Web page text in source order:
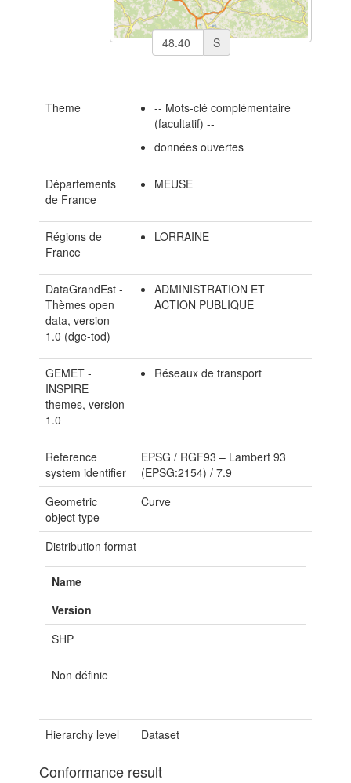
S
Theme
-- Mots-clé complémentaire
(facultatif) --
données ouvertes
Départements
de France
MEUSE
Régions de
France
LORRAINE
DataGrandEst -
Thèmes open
data, version
1.0 (dge-tod)
ADMINISTRATION ET
ACTION PUBLIQUE
GEMET -
INSPIRE
themes, version
1.0
Réseaux de transport
Reference
system identifier
EPSG / RGF93 – Lambert 93
(EPSG:2154) / 7.9
Geometric
object type
Curve
Distribution format
Name
Version
SHP
Non définie
Hierarchy level Dataset
Conformance result